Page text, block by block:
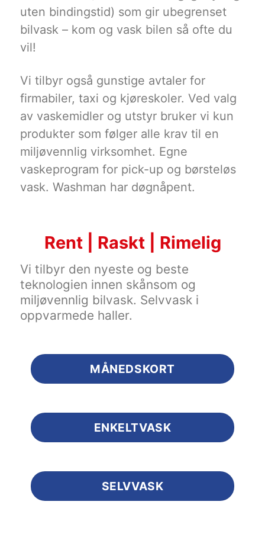
uten bindingstid) som gir ubegrenset
bilvask – kom og vask bilen så ofte du
vil!
Vi tilbyr også gunstige avtaler for
firmabiler, taxi og kjøreskoler. Ved valg
av vaskemidler og utstyr bruker vi kun
produkter som følger alle krav til en
miljøvennlig virksomhet. Egne
vaskeprogram for pick-up og børsteløs
vask. Washman har døgnåpent.
Rent | Raskt | Rimelig
Vi tilbyr den nyeste og beste
teknologien innen skånsom og
miljøvennlig bilvask. Selvvask i
oppvarmede haller.
MÅNEDSKORT
ENKELTVASK
SELVVASK